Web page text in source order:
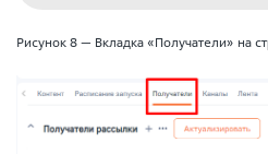
Рисунок 8 — Вкладка «Получатели» на